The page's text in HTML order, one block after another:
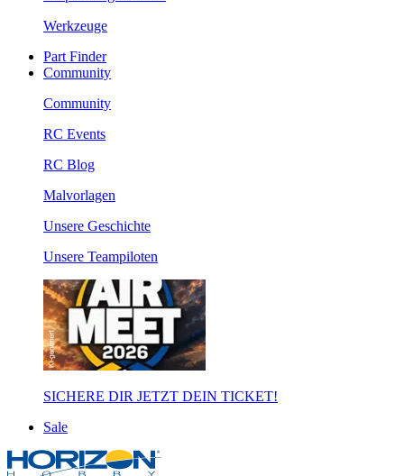
Werkzeuge
Part Finder
Community
Community
RC Events
RC Blog
Malvorlagen
Unsere Geschichte
Unsere Teampiloten
SICHERE DIR JETZT DEIN TICKET!
Sale